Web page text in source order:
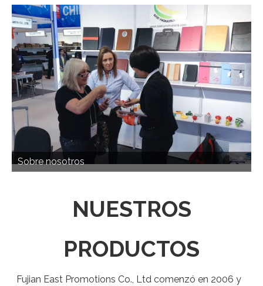
Sobre nosotros
NUESTROS
PRODUCTOS
Fujian East Promotions Co., Ltd comenzó en 2006 y